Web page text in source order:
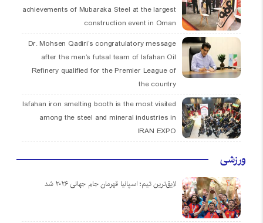
achievements of Mubaraka Steel at the largest
construction event in Oman
Dr. Mohsen Qadiri’s congratulatory message
after the men’s futsal team of Isfahan Oil
Refinery qualified for the Premier League of
the country
Isfahan iron smelting booth is the most visited
among the steel and mineral industries in
IRAN EXPO
ورزشی
لایق‌ترین تیم؛ اسپانیا قهرمان جام جهانی ۲۰۲۶ شد